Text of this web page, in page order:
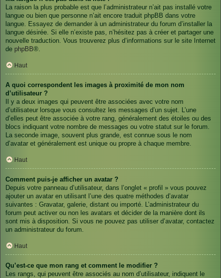
La raison la plus probable est que l’administrateur n’ait pas installé votre
langue ou bien que personne n’ait encore traduit phpBB dans votre
langue. Essayez de demander à un administrateur du forum d’installer la
langue désirée. Si elle n’existe pas, n’hésitez pas à créer et partager une
nouvelle traduction. Vous trouverez plus d’informations sur le site Internet
de phpBB®.
Haut
A quoi correspondent les images à proximité de mon nom
d’utilisateur ?
Il y a deux images qui peuvent être associées avec votre nom
d’utilisateur lorsque vous consultez les messages d’un sujet. L’une
d’elles peut être associée à votre rang, généralement des étoiles ou des
blocs indiquant votre nombre de messages ou votre statut sur le forum.
La seconde image, souvent plus grande, est connue sous le nom
d’avatar et généralement est unique ou propre à chaque membre.
Haut
Comment puis-je afficher un avatar ?
Depuis votre panneau d’utilisateur, dans l’onglet « profil » vous pouvez
ajouter un avatar en utilisant l’une des quatre méthodes d’avatar
suivantes : Gravatar, galerie, distant ou importé. L’administrateur du
forum peut activer ou non les avatars et décider de la manière dont ils
sont mis à disposition. Si vous ne pouvez pas utiliser d’avatar, contactez
un administrateur du forum.
Haut
Qu’est-ce que mon rang et comment le modifier ?
Les rangs, qui peuvent être associés au nom d’utilisateur, indiquent le